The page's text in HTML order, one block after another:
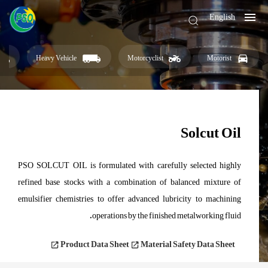
English
Motorist
Motorcyclist
Heavy Vehicle
Solcut Oil
PSO SOLCUT OIL is formulated with carefully selected highly
refined base stocks with a combination of balanced mixture of
emulsifier chemistries to offer advanced lubricity to machining
operations by the finished metalworking fluid.
Product Data Sheet Material Safety Data Sheet